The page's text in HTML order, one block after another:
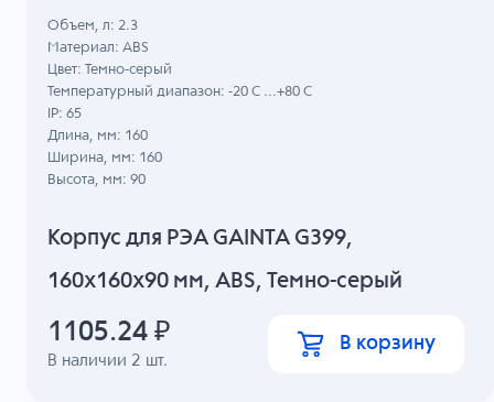
Корпус для РЭА GAINTA G399,
160x160x90 мм, ABS, Темно-серый
В наличии 2 шт.
Объем, л: 2.3
Материал: ABS
Цвет: Темно-серый
Температурный диапазон: -20 C ...+80 C
IP: 65
Длина, мм: 160
Ширина, мм: 160
Высота, мм: 90
1105.24 ₽ В корзину